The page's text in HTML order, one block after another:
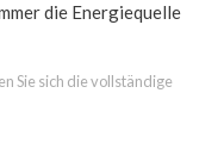
die Energiequelle
Sie sich die vollständige